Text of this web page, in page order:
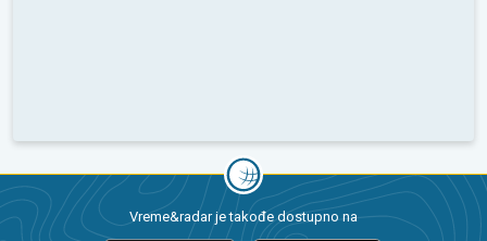
Vreme&radar je takođe dostupno na